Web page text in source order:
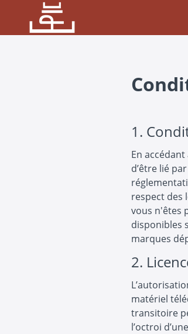
1.
En accédant
d’être lié
respect des
vous n'êtes
disponibles
marques
2.
matériel
transitoire
l’octroi